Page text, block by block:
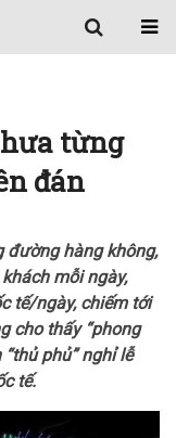
từng
đán
đường hàng không,
mỗi ngày,
tế/ngày, chiếm tới
cho thấy “phong
phủ” nghỉ lễ
tế.